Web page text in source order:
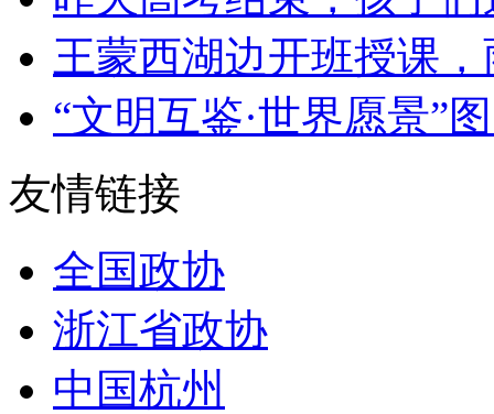
王蒙西湖边开班授课
“文明互鉴·世界愿景”
友情链接
全国政协
浙江省政协
中国杭州